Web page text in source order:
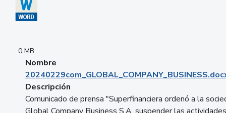
0 MB
Nombre
Descripción
Comunicado de prensa "Superfinanciera ordenó a la